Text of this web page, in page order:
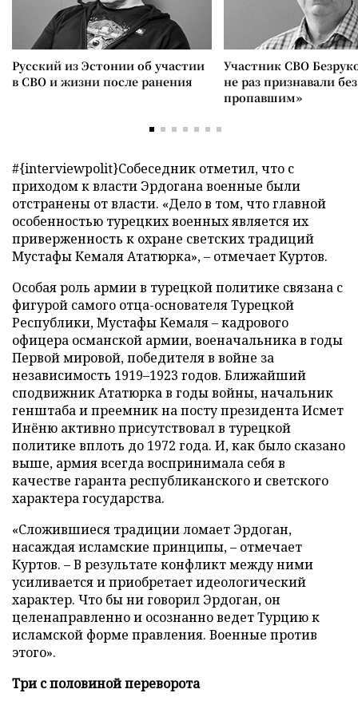
Русский из Эстонии об участии
в СВО и жизни после ранения
Участник СВО
не раз признавали
пропавшим»
#{interviewpolit}Собеседник отметил, что с
приходом к власти Эрдогана военные были
отстранены от власти. «Дело в том, что главной
особенностью турецких военных является их
приверженность к охране светских традиций
Мустафы Кемаля Ататюрка», – отмечает Куртов.
Особая роль армии в турецкой политике связана с
фигурой самого отца-основателя Турецкой
Республики, Мустафы Кемаля – кадрового
офицера османской армии, военачальника в годы
Первой мировой, победителя в войне за
независимость 1919–1923 годов. Ближайший
сподвижник Ататюрка в годы войны, начальник
генштаба и преемник на посту президента Исмет
Инёню активно присутствовал в турецкой
политике вплоть до 1972 года. И, как было сказано
выше, армия всегда воспринимала себя в
качестве гаранта республиканского и светского
характера государства.
«Сложившиеся традиции ломает Эрдоган,
насаждая исламские принципы, – отмечает
Куртов. – В результате конфликт между ними
усиливается и приобретает идеологический
характер. Что бы ни говорил Эрдоган, он
целенаправленно и осознанно ведет Турцию к
исламской форме правления. Военные против
этого».
Три с половиной переворота